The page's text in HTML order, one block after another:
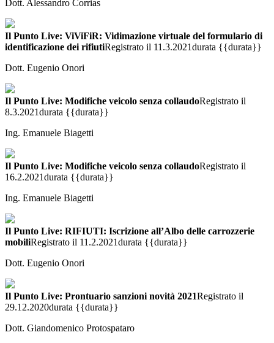
Dott. Alessandro Corrias
Il Punto Live: ViViFiR: Vidimazione virtuale del formulario di
identificazione dei rifiutiRegistrato il 11.3.2021durata {{durata}}
Dott. Eugenio Onori
Il Punto Live: Modifiche veicolo senza collaudoRegistrato il
8.3.2021durata {{durata}}
Ing. Emanuele Biagetti
Il Punto Live: Modifiche veicolo senza collaudoRegistrato il
16.2.2021durata {{durata}}
Ing. Emanuele Biagetti
Il Punto Live: RIFIUTI: Iscrizione all’Albo delle carrozzerie
mobiliRegistrato il 11.2.2021durata {{durata}}
Dott. Eugenio Onori
Il Punto Live: Prontuario sanzioni novità 2021Registrato il
29.12.2020durata {{durata}}
Dott. Giandomenico Protospataro